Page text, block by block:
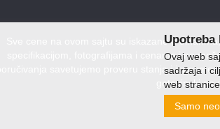
Sve cene na ovom sajtu su iskazane u
specifikacijom, fotografijama i cenama i ne
poručivanja savetujemo proveru stanja i
gotovinski
DOO
Upotreba
Ovaj web
sadržaja i
web
Samo